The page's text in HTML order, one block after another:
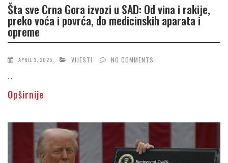
Šta sve Crna Gora izvozi u SAD: Od vina i rakije,
preko voća i povrća, do medicinskih aparata i
opreme
APRIL 3, 2025 VIJESTI NO COMMENTS
...
Opširnije